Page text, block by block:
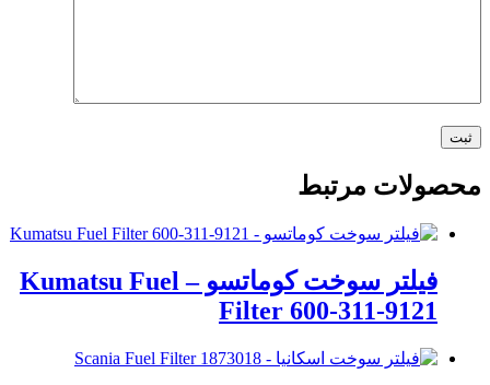
محصولات مرتبط
فیلتر سوخت کوماتسو – Kumatsu Fuel
Filter 600-311-9121